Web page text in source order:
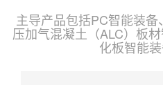
主导产品包括PC智能装
压加气混凝土（ALC）板
化板智能